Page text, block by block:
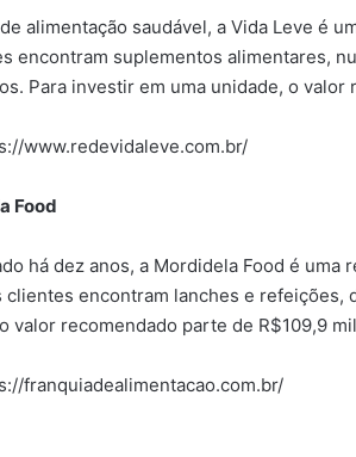
alimentação saudável, a Vida Leve é
encontram suplementos alimentares,
Para investir em uma unidade, o
www.redevidaleve.com.br/
Food
há dez anos, a Mordidela Food é
clientes encontram lanches e refeições,
valor recomendado parte de R$109,9
franquiadealimentacao.com.br/